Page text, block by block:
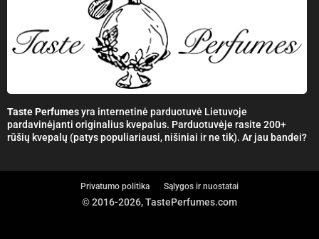
Taste Perfumesyra internetinė parduotuvė Lietuvoje
pardavinėjanti originalius kvepalus. Parduotuvėje rasite 200+
rūšių kvepalų (patys populiariausi, nišiniai ir ne tik). Ar jau bandei?
Privatumo politika Sąlygos ir nuostatai
© 2016-2026, TastePerfumes.com